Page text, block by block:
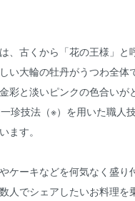
、古くから「花の王様」と
い大輪の牡丹がうつわ全体
彩と淡いピンクの色合いが
珍技法（※）を用いた職人
ます。
ケーキなどを何気なく盛り
人でシェアしたいお料理を